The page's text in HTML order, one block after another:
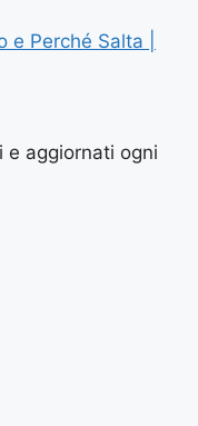
e Perché Salta |
aggiornati ogni